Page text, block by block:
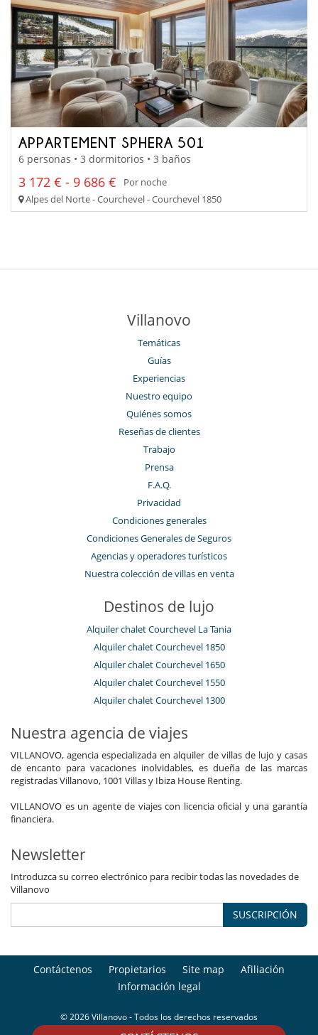
APPARTEMENT SPHERA 501
6 personas • 3 dormitorios • 3 baños
3 172 € - 9 686 €
Por noche
Alpes del Norte - Courchevel - Courchevel 1850
Villanovo
Temáticas
Guías
Experiencias
Nuestro equipo
Quiénes somos
Reseñas de clientes
Trabajo
Prensa
F.A.Q.
Privacidad
Condiciones generales
Condiciones Generales de Seguros
Agencias y operadores turísticos
Nuestra colección de villas en venta
Destinos de lujo
Alquiler chalet Courchevel La Tania
Alquiler chalet Courchevel 1850
Alquiler chalet Courchevel 1650
Alquiler chalet Courchevel 1550
Alquiler chalet Courchevel 1300
Nuestra agencia de viajes
VILLANOVO, agencia especializada en alquiler de villas de lujo y casas
de encanto para vacaciones inolvidables, es dueña de las marcas
registradas Villanovo, 1001 Villas y Ibiza House Renting.
VILLANOVO es un agente de viajes con licencia oficial y una garantía
financiera.
Newsletter
Introduzca su correo electrónico para recibir todas las novedades de
Villanovo
SUSCRIPCIÓN
Contáctenos Propietarios Site map
Afiliación
Información legal
© 2026 Villanovo - Todos los derechos reservados